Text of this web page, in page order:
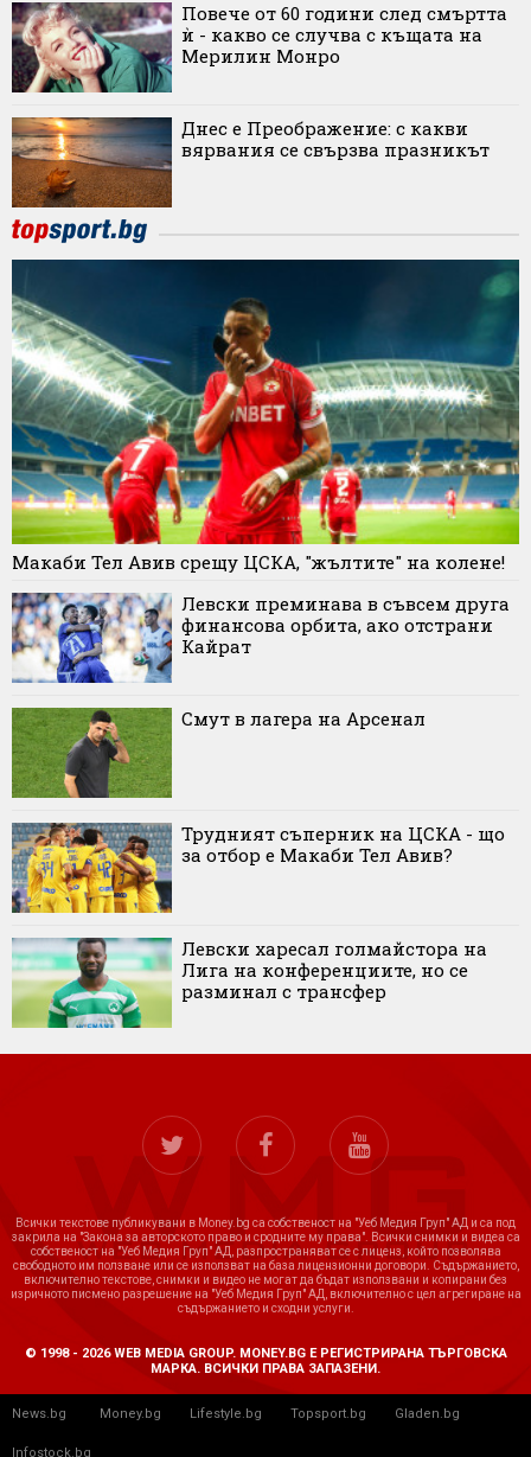
Повече от 60 години след смъртта
ѝ - какво се случва с къщата на
Мерилин Монро
Днес е Преображение: с какви
вярвания се свързва празникът
Макаби Тел Авив срещу ЦСКА, "жълтите" на колене!
Левски преминава в съвсем друга
финансова орбита, ако отстрани
Кайрат
Смут в лагера на Арсенал
Трудният съперник на ЦСКА - що
за отбор е Макаби Тел Авив?
Левски харесал голмайстора на
Лига на конференциите, но се
разминал с трансфер
Всички текстове публикувани в Money.bg са собственост на "Уеб Медия Груп" АД и са под
закрила на "Закона за авторското право и сродните му права". Всички снимки и видеа са
собственост на "Уеб Медия Груп" АД, разпространяват се с лиценз, който позволява
свободното им ползване или се използват на база лицензионни договори. Съдържанието,
включително текстове, снимки и видео не могат да бъдат използвани и копирани без
изричното писмено разрешение на "Уеб Медия Груп" АД, включително с цел агрегиране на
съдържанието и сходни услуги.
© 1998 - 2026 WEB MEDIA GROUP. MONEY.BG Е РЕГИСТРИРАНА ТЪРГОВСКА
МАРКА. ВСИЧКИ ПРАВА ЗАПАЗЕНИ.
News.bg Money.bg Lifestyle.bg Topsport.bg Gladen.bg
Infostock.bg